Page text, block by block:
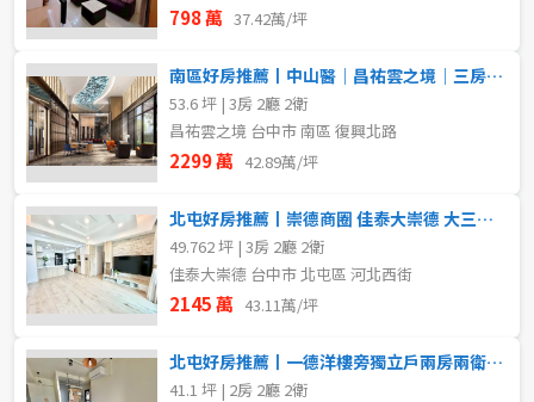
798 萬 37.42萬/坪
南區好房推薦丨中山醫｜昌祐雲之境｜三房雙平車
53.6 坪 | 3房 2廳 2衛
昌祐雲之境 台中市 南區 復興北路
2299 萬 42.89萬/坪
北屯好房推薦丨崇德商圈 佳泰大崇德 大三房平車
49.762 坪 | 3房 2廳 2衛
佳泰大崇德 台中市 北屯區 河北西街
2145 萬 43.11萬/坪
北屯好房推薦丨一德洋樓旁獨立戶兩房兩衛柱邊平車
41.1 坪 | 2房 2廳 2衛